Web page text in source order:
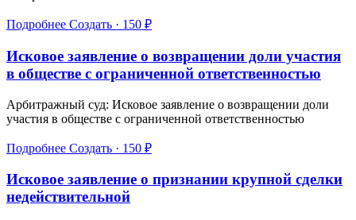
Подробнее Создать · 150 ₽
Исковое заявление о возвращении доли участия
в обществе с ограниченной ответственностью
Арбитражный суд: Исковое заявление о возвращении доли
участия в обществе с ограниченной ответственностью
Подробнее Создать · 150 ₽
Исковое заявление о признании крупной сделки
недействительной